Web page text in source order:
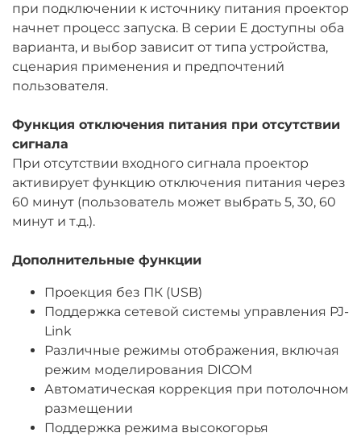
при подключении к источнику питания проектор
начнет процесс запуска. В серии E доступны оба
варианта, и выбор зависит от типа устройства,
сценария применения и предпочтений
пользователя.
Функция отключения питания при отсутствии
сигнала
При отсутствии входного сигнала проектор
активирует функцию отключения питания через
60 минут (пользователь может выбрать 5, 30, 60
минут и т.д.).
Дополнительные функции
Проекция без ПК (USB)
Поддержка сетевой системы управления PJ-
Link
Различные режимы отображения, включая
режим моделирования DICOM
Автоматическая коррекция при потолочном
размещении
Поддержка режима высокогорья